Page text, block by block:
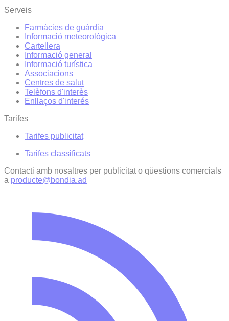
Serveis
Farmàcies de guàrdia
Informació meteorològica
Cartellera
Informació general
Informació turística
Associacions
Centres de salut
Telèfons d'interès
Enllaços d'interés
Tarifes
Tarifes publicitat
Tarifes classificats
Contacti amb nosaltres per publicitat o qüestions comercials
a producte@bondia.ad